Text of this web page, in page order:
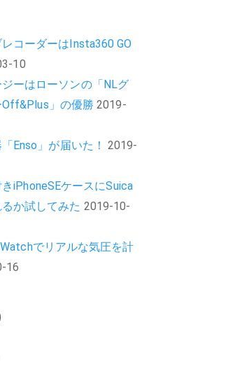
コーダーはInsta360 GO
10
ーはローソンの「NLグ
」の優勝 2019-
Enso」が届いた！ 2019-
iPhoneSEケースにSuica
か試してみた 2019-10-
でリアルな気圧を計
16